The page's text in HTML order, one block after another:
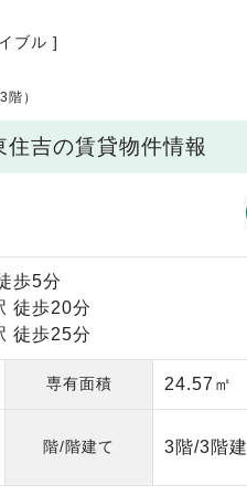
ブル ]
階）
吉の賃貸物件情報
歩5分
徒歩20分
徒歩25分
専有面積 24.57㎡
階/階建て 3階/3階建